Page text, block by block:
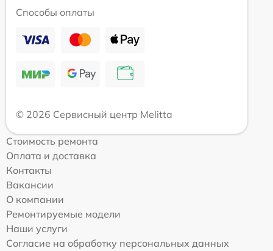
Способы оплаты
© 2026 Сервисный центр Melitta
Стоимость ремонта
Оплата и доставка
Контакты
Вакансии
О компании
Ремонтируемые модели
Наши услуги
Согласие на обработку персональных данных